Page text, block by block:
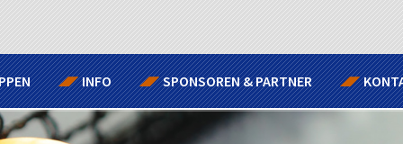
INFO SPONSOREN & PARTNER